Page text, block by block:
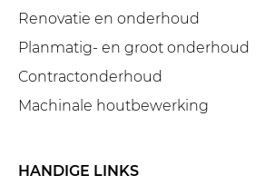
Renovatie en onderhoud
Planmatig- en groot onderhoud
Contractonderhoud
Machinale houtbewerking
HANDIGE LINKS